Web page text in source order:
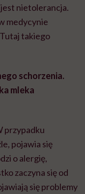
nietolerancja.
medycynie
takiego
schorzenia.
mleka
przypadku
pojawia się
o alergię,
zaczyna się od
się problemy